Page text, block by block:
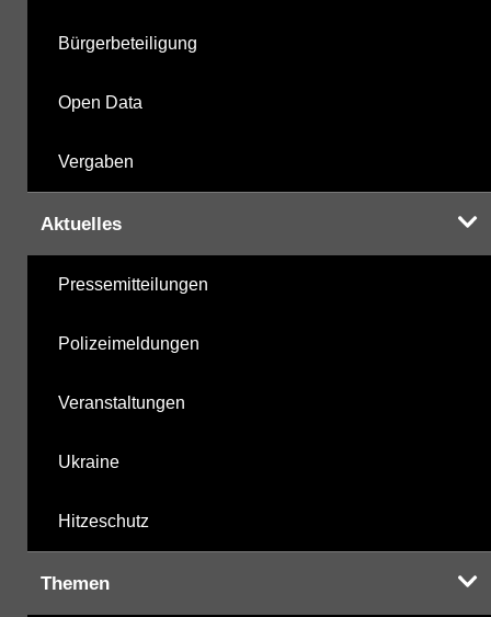
Bürgerbeteiligung
Open Data
Vergaben
Aktuelles
Pressemitteilungen
Polizeimeldungen
Veranstaltungen
Ukraine
Hitzeschutz
Themen